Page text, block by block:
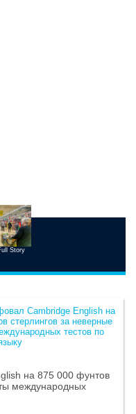
Story
Cambridge English на
стерлингов за неверные
тестов по
на 875 000 фунтов
международных